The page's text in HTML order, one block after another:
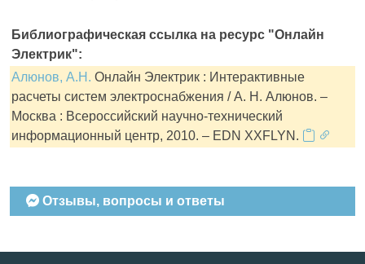
Библиографическая ссылка на ресурс "Онлайн
Электрик":
Алюнов, А.Н. Онлайн Электрик : Интерактивные
расчеты систем электроснабжения / А. Н. Алюнов. –
Москва : Всероссийский научно-технический
информационный центр, 2010. – EDN XXFLYN.
Отзывы, вопросы и ответы